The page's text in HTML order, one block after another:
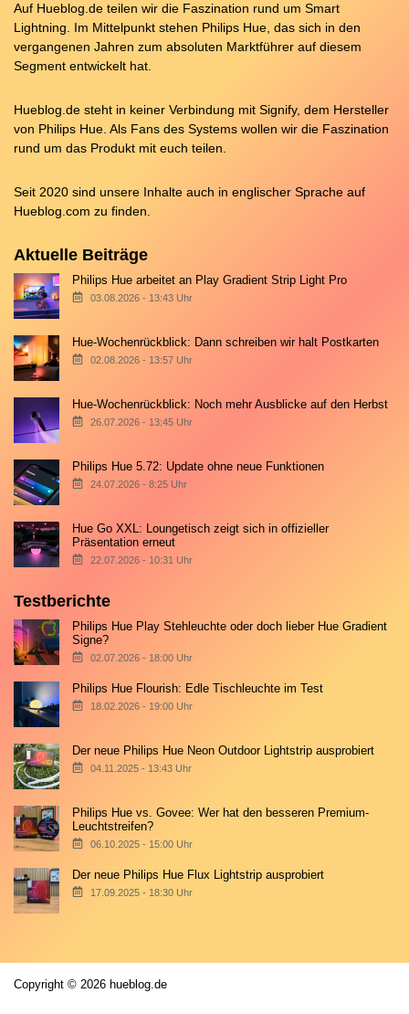
Auf Hueblog.de teilen wir die Faszination rund um Smart
Lightning. Im Mittelpunkt stehen Philips Hue, das sich in den
vergangenen Jahren zum absoluten Marktführer auf diesem
Segment entwickelt hat.
Hueblog.de steht in keiner Verbindung mit Signify, dem Hersteller
von Philips Hue. Als Fans des Systems wollen wir die Faszination
rund um das Produkt mit euch teilen.
Seit 2020 sind unsere Inhalte auch in englischer Sprache auf
Hueblog.com zu finden.
Aktuelle Beiträge
Philips Hue arbeitet an Play Gradient Strip Light Pro
03.08.2026 - 13:43 Uhr
Hue-Wochenrückblick: Dann schreiben wir halt Postkarten
02.08.2026 - 13:57 Uhr
Hue-Wochenrückblick: Noch mehr Ausblicke auf den Herbst
26.07.2026 - 13:45 Uhr
Philips Hue 5.72: Update ohne neue Funktionen
24.07.2026 - 8:25 Uhr
Hue Go XXL: Loungetisch zeigt sich in offizieller
Präsentation erneut
22.07.2026 - 10:31 Uhr
Testberichte
Philips Hue Play Stehleuchte oder doch lieber Hue Gradient
Signe?
02.07.2026 - 18:00 Uhr
Philips Hue Flourish: Edle Tischleuchte im Test
18.02.2026 - 19:00 Uhr
Der neue Philips Hue Neon Outdoor Lightstrip ausprobiert
04.11.2025 - 13:43 Uhr
Philips Hue vs. Govee: Wer hat den besseren Premium-
Leuchtstreifen?
06.10.2025 - 15:00 Uhr
Der neue Philips Hue Flux Lightstrip ausprobiert
17.09.2025 - 18:30 Uhr
Copyright © 2026 hueblog.de